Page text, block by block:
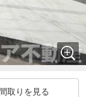
間取りを見る